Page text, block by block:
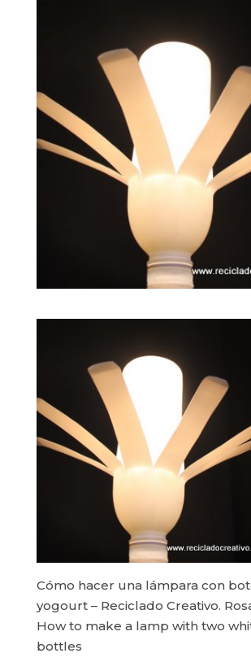
Cómo hacer una lámpara con
yogourt – Reciclado Creativo.
How to make a lamp with two
bottles